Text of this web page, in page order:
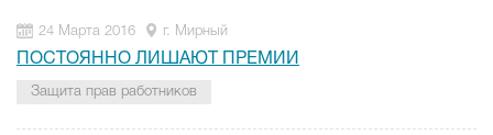
24 Марта 2016 г. Мирный
ПОСТОЯННО ЛИШАЮТ ПРЕМИИ
Защита прав работников